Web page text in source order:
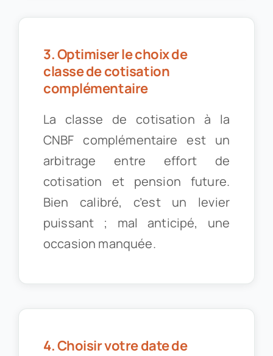
3. Optimiser le choix de
classe de cotisation
complémentaire
La classe de cotisation à la
CNBF complémentaire est un
arbitrage entre effort de
cotisation et pension future.
Bien calibré, c’est un levier
puissant ; mal anticipé, une
occasion manquée.
4. Choisir votre date de